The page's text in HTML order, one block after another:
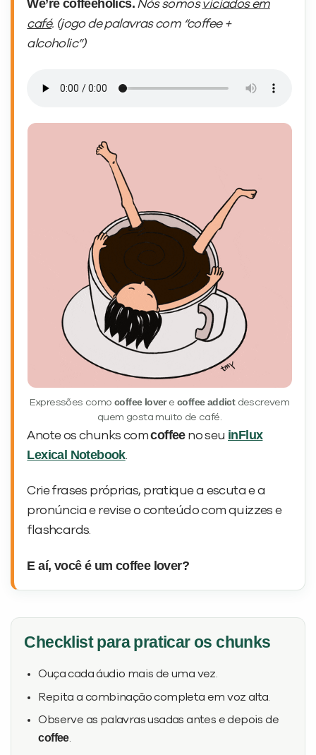
We’re coffeeholics. Nós somosviciados em
café. (jogo de palavras com “coffee +
alcoholic”)
Expressões comocoffee loverecoffee addictdescrevem
quem gosta muito de café.
Anote os chunks comcoffeeno seu inFlux
Lexical Notebook.
Crie frases próprias, pratique a escuta e a
pronúncia e revise o conteúdo com quizzes e
flashcards.
E aí, você é um coffee lover?
Checklist para praticar os chunks
Ouça cada áudio mais de uma vez.
Repita a combinação completa em voz alta.
Observe as palavras usadas antes e depois de
coffee.